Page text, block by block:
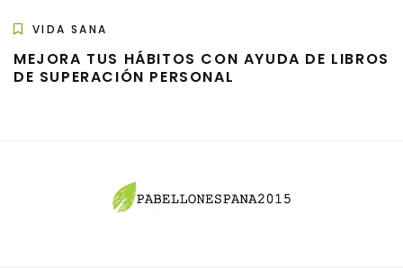
VIDA SANA
MEJORA TUS HÁBITOS CON AYUDA DE LIBROS
DE SUPERACIÓN PERSONAL